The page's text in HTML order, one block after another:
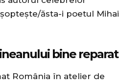
ăsta-i poetul Mihai
bine reparat
România în atelier de